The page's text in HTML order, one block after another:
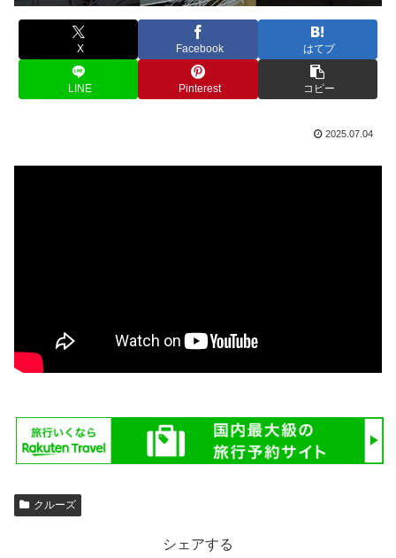
X Facebook はてブ
LINE Pinterest コピー
2025.07.04
クルーズ
シェアする